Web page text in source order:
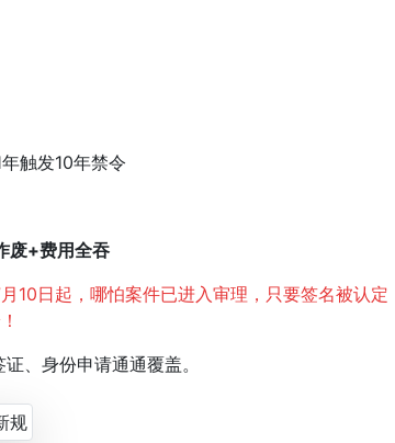
触发10年禁令
废+费用全吞
10日起，哪怕案件已进入审理，只要签名被认定
、身份申请通通覆盖。